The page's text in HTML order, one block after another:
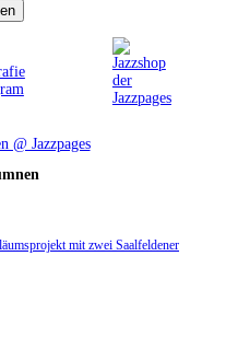
mit zwei Saalfeldener